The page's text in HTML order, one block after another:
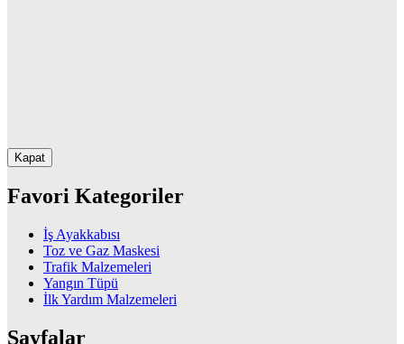
Kapat
Favori Kategoriler
İş Ayakkabısı
Toz ve Gaz Maskesi
Trafik Malzemeleri
Yangın Tüpü
İlk Yardım Malzemeleri
Sayfalar